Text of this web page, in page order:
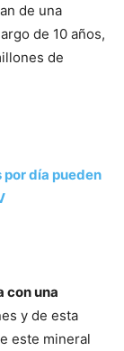
de una
de 10 años,
de
día pueden
con una
y de esta
este mineral